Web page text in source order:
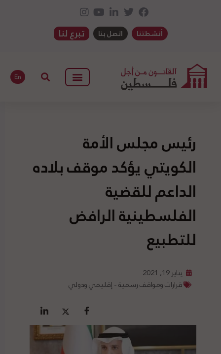
أنشطتنا اتصل بنا تبرع لنا
En
رئيس مجلس الأمة
الكويتي يؤكد موقف بلاده
الداعم للقضية
الفلسطينية الرافض
للتطبيع
يناير 19, 2021
قرارات ومواقف رسمية - إقليمي ودولي